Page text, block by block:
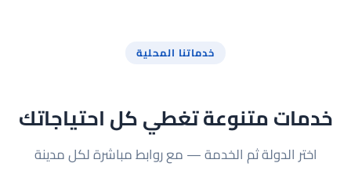
خدماتنا المحلية
خدمات متنوعة تغطي كل احتياجاتك
اختر الدولة ثم الخدمة — مع روابط مباشرة لكل مدينة